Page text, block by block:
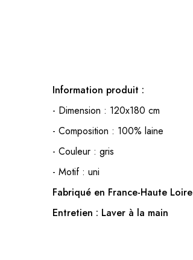
Information produit :
- Dimension : 120x180 cm
- Composition : 100% laine
- Couleur : gris
- Motif : uni
Fabriqué en France-Haute Loire
Entretien : Laver à la main